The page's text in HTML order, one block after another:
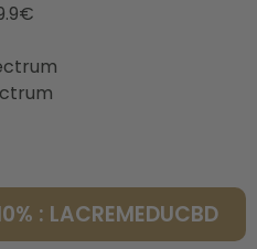
: LACREMEDUCBD